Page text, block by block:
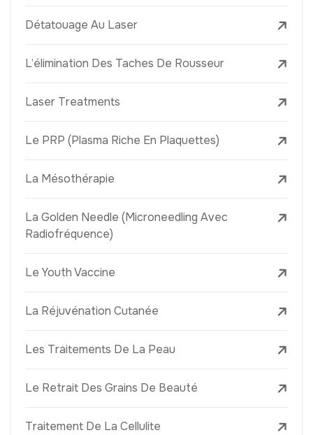
Détatouage Au Laser
L’élimination Des Taches De Rousseur
Laser Treatments
Le PRP (Plasma Riche En Plaquettes)
La Mésothérapie
La Golden Needle (Microneedling Avec
Radiofréquence)
Le Youth Vaccine
La Réjuvénation Cutanée
Les Traitements De La Peau
Le Retrait Des Grains De Beauté
Traitement De La Cellulite